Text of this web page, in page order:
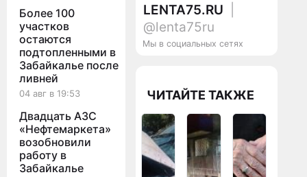
Более 100
участков
остаются
подтопленными в
Забайкалье после
ливней
04 авг в 19:53
Двадцать АЗС
«Нефтемаркета»
возобновили
работу в
Забайкалье
LENTA75.RU
@lenta75ru
Мы в социальных сетях
ЧИТАЙТЕ ТАКЖЕ